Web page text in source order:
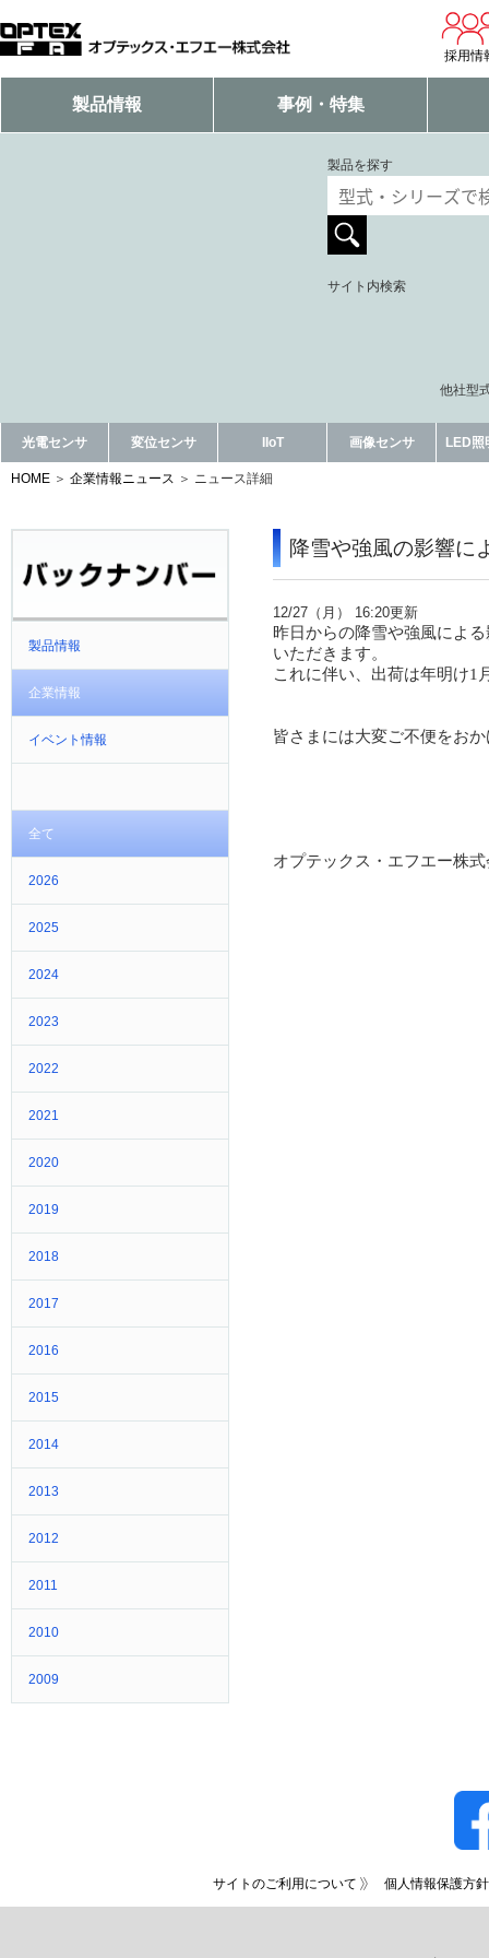
採用情
製品情報 事例・特集
製品を探す
サイト内検索
他社型
光電センサ 変位センサ IIoT 画像センサ LED照
HOME 企業情報ニュース ニュース詳細
製品情報
企業情報
イベント情報
全て
2026
2025
2024
2023
2022
2021
2020
2019
2018
2017
2016
2015
2014
2013
2012
2011
2010
2009
降雪や強風の影響に
12/27（月） 16:20更新
昨日からの降雪や強風によ
いただきます。
これに伴い、出荷は年明け1
皆さまには大変ご不便をお
オプテックス・エフエー株
サイトのご利用について 個人情報保護方針